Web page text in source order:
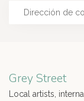
Grey Street
Local artists,